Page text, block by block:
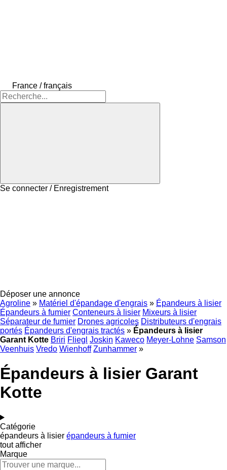
France / français
Se connecter / Enregistrement
Déposer une annonce
Agroline » Matériel d'épandage d'engrais » Épandeurs à lisier
Épandeurs à fumier Conteneurs à lisier Mixeurs à lisier
Séparateur de fumier Drones agricoles Distributeurs d'engrais
portés Épandeurs d'engrais tractés » Épandeurs à lisier
Garant Kotte Briri Fliegl Joskin Kaweco Meyer-Lohne Samson
Veenhuis Vredo Wienhoff Zunhammer »
Épandeurs à lisier Garant
Kotte
Catégorie
épandeurs à lisier épandeurs à fumier
tout afficher
Marque